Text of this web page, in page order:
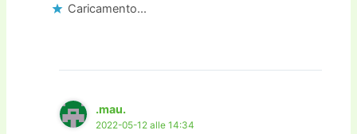
Caricamento...
.mau.
2022-05-12 alle 14:34